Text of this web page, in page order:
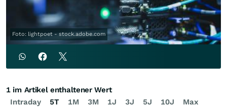
Foto: lightpoet - stock.adobe.com
Intraday 5T 1M 3M 1J 3J 5J 10J Max
1 im Artikel enthaltener Wert